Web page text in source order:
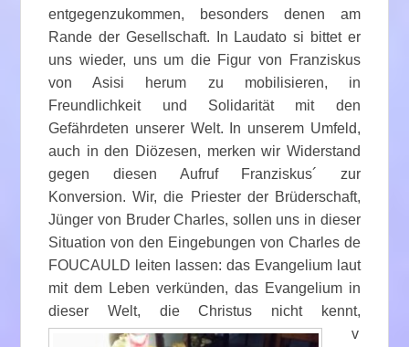
entgegenzukommen, besonders denen am
Rande der Gesellschaft. In Laudato si bittet er
uns wieder, uns um die Figur von Franziskus
von Asisi herum zu mobilisieren, in
Freundlichkeit und Solidarität mit den
Gefährdeten unserer Welt. In unserem Umfeld,
auch in den Diözesen, merken wir Widerstand
gegen diesen Aufruf Franziskus´ zur
Konversion. Wir, die Priester der Brüderschaft,
Jünger von Bruder Charles, sollen uns in dieser
Situation von den Eingebungen von Charles de
FOUCAULD leiten lassen: das Evangelium laut
mit dem Leben verkünden, das Evangelium in
dieser Welt, die Christus nicht kennt,
v